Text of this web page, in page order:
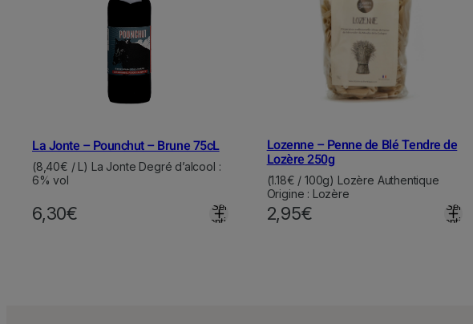
La Jonte – Pounchut – Brune 75cL
(8,40€ / L) La Jonte Degré d’alcool :
6% vol
6,30€
Select
options
Lozenne – Penne de Blé Tendre de
Lozère 250g
(1.18€ / 100g) Lozère Authentique
Origine : Lozère
2,95€
Select
options